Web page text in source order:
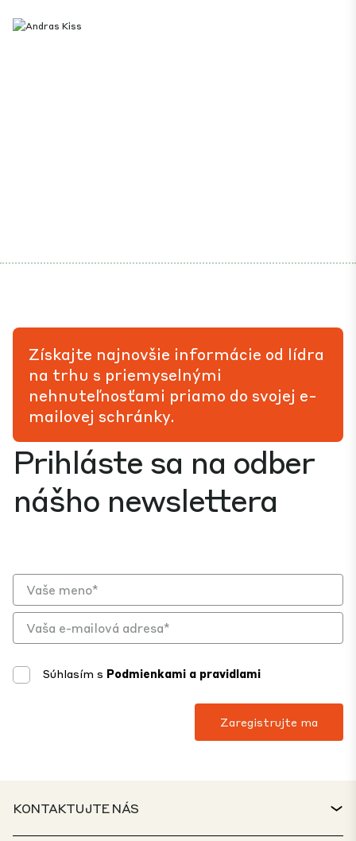
Prihláste sa na odber
nášho newslettera
Súhlasím s Podmienkami a pravidlami
Získajte najnovšie informácie od lídra
na trhu s priemyselnými
nehnuteľnosťami priamo do svojej e-
mailovej schránky.
KONTAKTUJTE NÁS